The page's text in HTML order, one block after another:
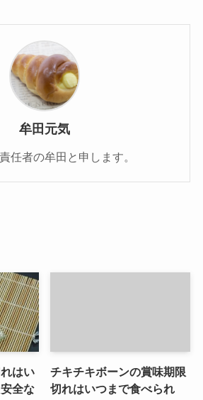
牟田元気
任者の牟田と申します。
はい
全な
チキチキボーンの賞味期限
切れはいつまで食べられ